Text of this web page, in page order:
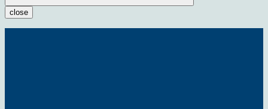
close